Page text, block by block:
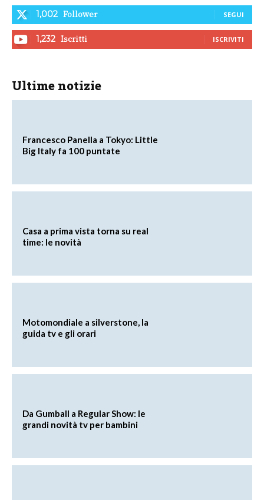
1,002 Follower SEGUI
1,232 Iscritti ISCRIVITI
Ultime notizie
Francesco Panella a Tokyo: Little
Big Italy fa 100 puntate
Casa a prima vista torna su real
time: le novità
Motomondiale a silverstone, la
guida tv e gli orari
Da Gumball a Regular Show: le
grandi novità tv per bambini